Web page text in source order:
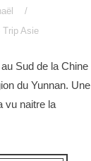
/
Trip Asie
Sud de la Chine
du Yunnan. Une
vu naitre la